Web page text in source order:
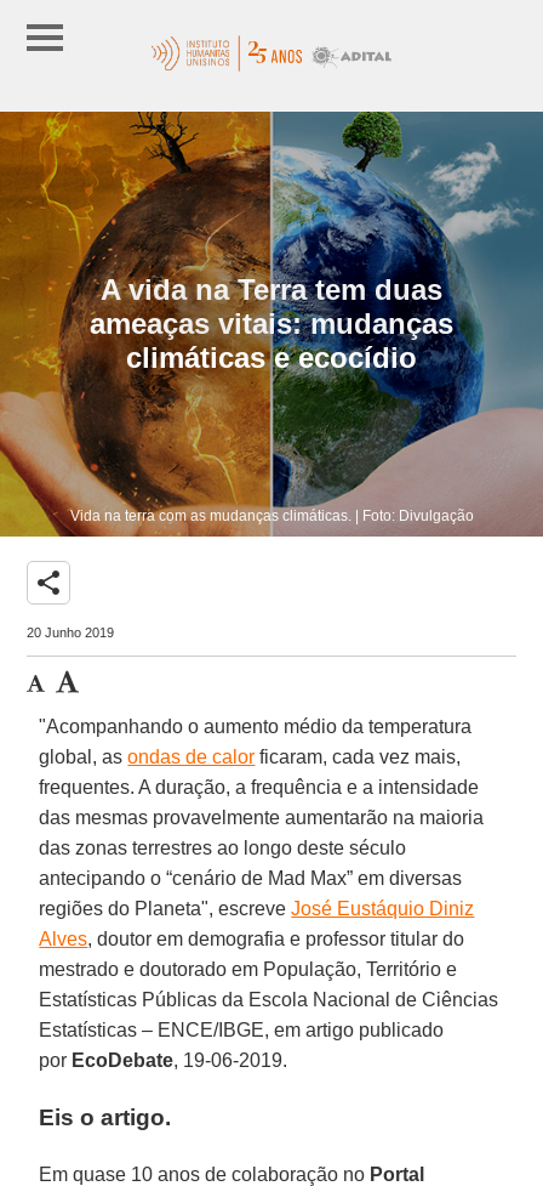
A vida na Terra tem duas
ameaças vitais: mudanças
climáticas e ecocídio
Vida na terra com as mudanças climáticas. | Foto: Divulgação
share
20 Junho 2019
"Acompanhando o aumento médio da temperatura
global, as ondas de calor ficaram, cada vez mais,
frequentes. A duração, a frequência e a intensidade
das mesmas provavelmente aumentarão na maioria
das zonas terrestres ao longo deste século
antecipando o “cenário de Mad Max” em diversas
regiões do Planeta", escreveJosé Eustáquio Diniz
Alves, doutor em demografia e professor titular do
mestrado e doutorado em População, Território e
Estatísticas Públicas da Escola Nacional de Ciências
Estatísticas – ENCE/IBGE, em artigo publicado
por EcoDebate, 19-06-2019.
Eis o artigo.
Em quase 10 anos de colaboração no Portal